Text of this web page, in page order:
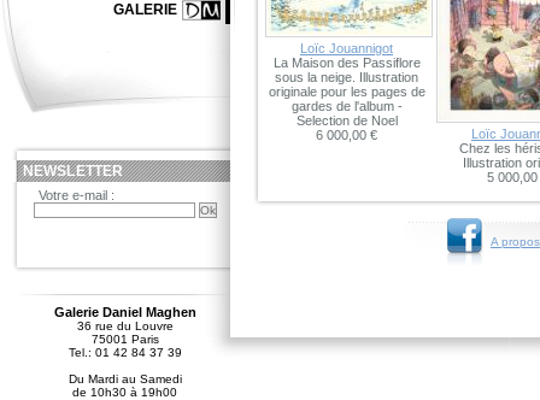
Loïc Jouannigot
La Maison des Passiflore
sous la neige. Illustration
originale pour les pages de
gardes de l'album -
Selection de Noel
6 000,00 €
Loïc
Chez les
Illustration
5 000,00
A
GALERIE
NEWSLETTER
Votre e-mail :
Galerie Daniel Maghen
36 rue du Louvre
75001 Paris
Tel.: 01 42 84 37 39
Du Mardi au Samedi
de 10h30 à 19h00